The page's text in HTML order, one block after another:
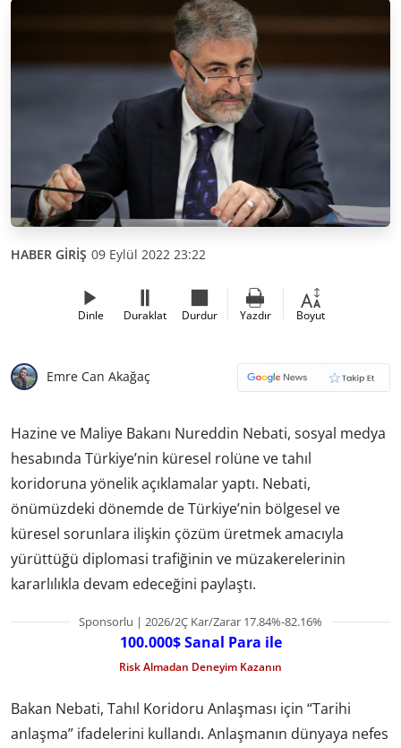
HABER GİRİŞ 09 Eylül 2022 23:22
Dinle Duraklat Durdur Yazdır Boyut
Emre Can Akağaç
Hazine ve Maliye Bakanı Nureddin Nebati, sosyal medya
hesabında Türkiye’nin küresel rolüne ve tahıl
koridoruna yönelik açıklamalar yaptı. Nebati,
önümüzdeki dönemde de Türkiye’nin bölgesel ve
küresel sorunlara ilişkin çözüm üretmek amacıyla
yürüttüğü diplomasi trafiğinin ve müzakerelerinin
kararlılıkla devam edeceğini paylaştı.
Sponsorlu | 2026/2Ç Kar/Zarar 17.84%-82.16%
100.000$ Sanal Para ile
Risk Almadan Deneyim Kazanın
Bakan Nebati, Tahıl Koridoru Anlaşması için “Tarihi
anlaşma” ifadelerini kullandı. Anlaşmanın dünyaya nefes